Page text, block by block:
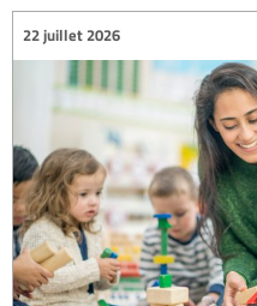
22 juillet 2026